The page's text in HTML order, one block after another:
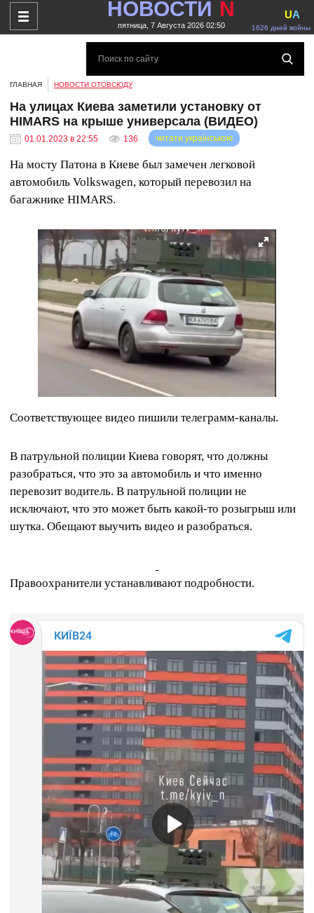
НОВОСТИ N
пятница, 7 Августа 2026 02:50 1626 дней войны
UA
ГЛАВНАЯ НОВОСТИ ОТОВСЮДУ
На улицах Киева заметили установку от
HIMARS на крыше универсала (ВИДЕО)
01.01.2023 в 22:55 136 читати українською
На мосту Патона в Киеве был замечен легковой
автомобиль Volkswagen, который перевозил на
багажнике HIMARS.
Соответствующее видео пишили телеграмм-каналы.
В патрульной полиции Киева говорят, что должны
разобраться, что это за автомобиль и что именно
перевозит водитель. В патрульной полиции не
исключают, что это может быть какой-то розыгрыш или
шутка. Обещают выучить видео и разобраться.
Правоохранители устанавливают подробности.